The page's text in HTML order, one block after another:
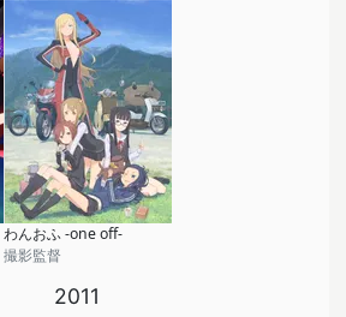
わんおふ -one off-
撮影監督
2011